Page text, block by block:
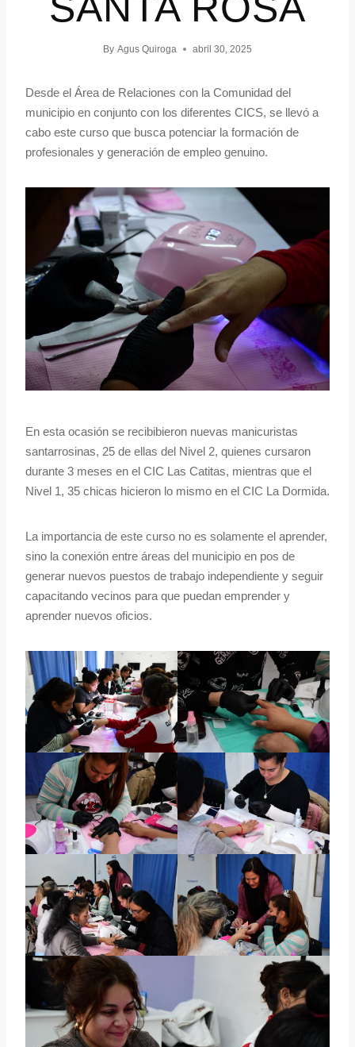
By Agus Quiroga abril 30, 2025
Desde el Área de Relaciones con la Comunidad del
municipio en conjunto con los diferentes CICS, se llevó a
cabo este curso que busca potenciar la formación de
profesionales y generación de empleo genuino.
En esta ocasión se recibibieron nuevas manicuristas
santarrosinas, 25 de ellas del Nivel 2, quienes cursaron
durante 3 meses en el CIC Las Catitas, mientras que el
Nivel 1, 35 chicas hicieron lo mismo en el CIC La Dormida.
La importancia de este curso no es solamente el aprender,
sino la conexión entre áreas del municipio en pos de
generar nuevos puestos de trabajo independiente y seguir
capacitando vecinos para que puedan emprender y
aprender nuevos oficios.